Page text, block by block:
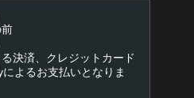
決済、クレジットカード
よるお支払いとなりま